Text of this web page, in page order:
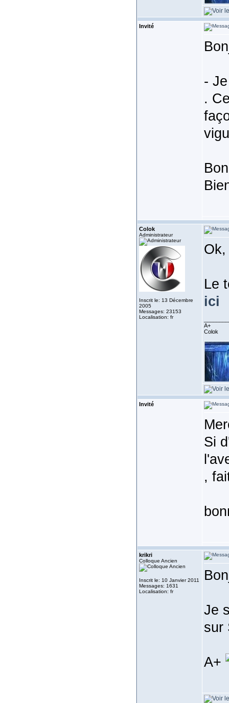
Invité
-
.
Colok
Administrateur
Inscrit le: 13 Décembre
2005
Messages: 23153
Localisation: fr
Le
ici
A+
Colok
Invité
Si
,
krikri
Colloque Ancien
Inscrit le: 10 Janvier 2011
Messages: 1631
Localisation: fr
Je
sur
A+